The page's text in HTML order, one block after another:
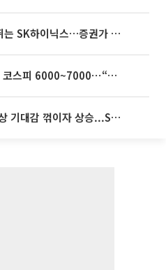
'불안과 기대 사이' 널뛰는 SK하이닉스…증권가 "HBM4·LTA 기반 펀터멘털 견고"
[주간증시전망] 다음주 코스피 6000~7000⋯“外人 수급은 정책이 변수”
뉴욕증시, 연준 금리인상 기대감 꺾이자 상승...S&P500 사상 최고치 [종합]